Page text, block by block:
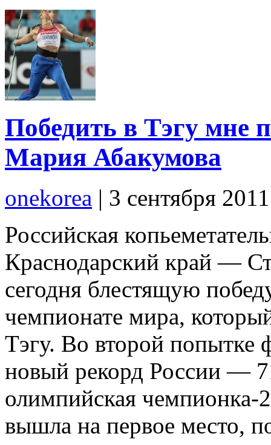
Победить в Тэгу мне
Мария Абакумова
onekorea | 3 сентября
Российская
Краснодарский край —
сегодня блестящую
чемпионате мира,
Тэгу. Во второй попытке
новый рекорд России —
олимпийская чемпионка-
вышла на первое место,